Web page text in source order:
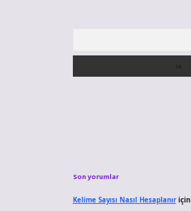
Son yorumlar
Kelime Sayısı Nasıl Hesaplanıriçin